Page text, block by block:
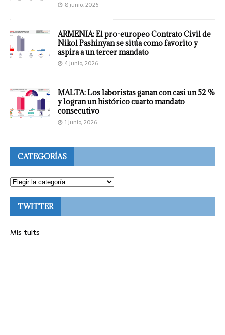
8 junio, 2026
ARMENIA: El pro-europeo Contrato Civil de
Nikol Pashinyan se sitúa como favorito y
aspira a un tercer mandato
4 junio, 2026
MALTA: Los laboristas ganan con casi un 52 %
y logran un histórico cuarto mandato
consecutivo
1 junio, 2026
CATEGORÍAS
TWITTER
Mis tuits